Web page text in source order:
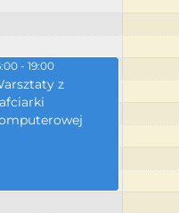
- 19:00
z